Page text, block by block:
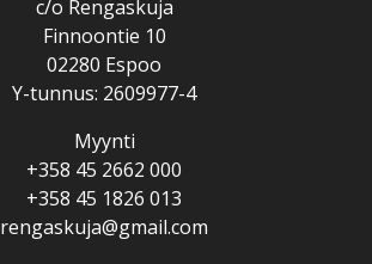
c/o Rengaskuja
Finnoontie 10
02280 Espoo
Y-tunnus: 2609977-4
Myynti
+358 45 2662 000
+358 45 1826 013
rengaskuja@gmail.com